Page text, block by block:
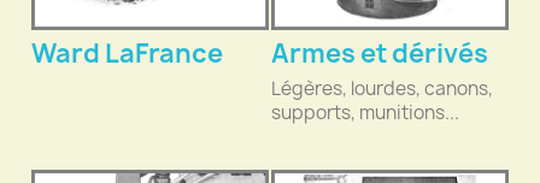
Ward LaFrance Armes et dérivés
Légères, lourdes, canons,
supports, munitions...